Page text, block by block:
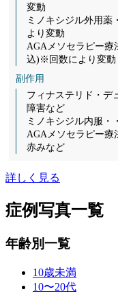
変動
ミノキシジル外用薬
より変動
AGAメソセラピー療
込)※回数により変動
副作用
フィナステリド・デ
障害など
ミノキシジル内服・
AGAメソセラピー療
赤みなど
詳しく見る
症例写真一覧
年齢別一覧
10歳未満
10〜20代